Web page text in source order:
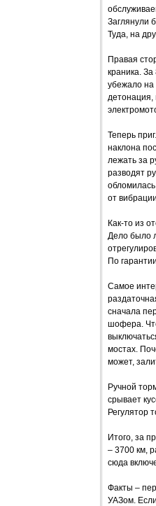
Заглянули
Туда, на
Правая
краника.
убежало на
детонация,
Теперь
наклона
лежать за
разводят
от
Как-то из
Дело было
По
Самое
сначала
шофера.
мостах.
может,
Ручной
срывает
Регулятор
Итого, за
– 3700 км,
сюда
Факты –
УАЗом.